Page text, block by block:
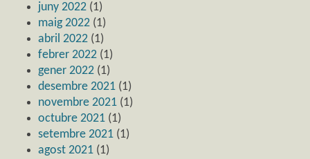
juny 2022 (1)
maig 2022 (1)
abril 2022 (1)
febrer 2022 (1)
gener 2022 (1)
desembre 2021 (1)
novembre 2021 (1)
octubre 2021 (1)
setembre 2021 (1)
agost 2021 (1)